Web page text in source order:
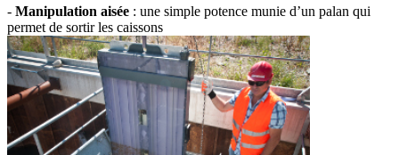
- Manipulation aisée : une simple potence munie d’un palan qui
permet de sortir les caissons